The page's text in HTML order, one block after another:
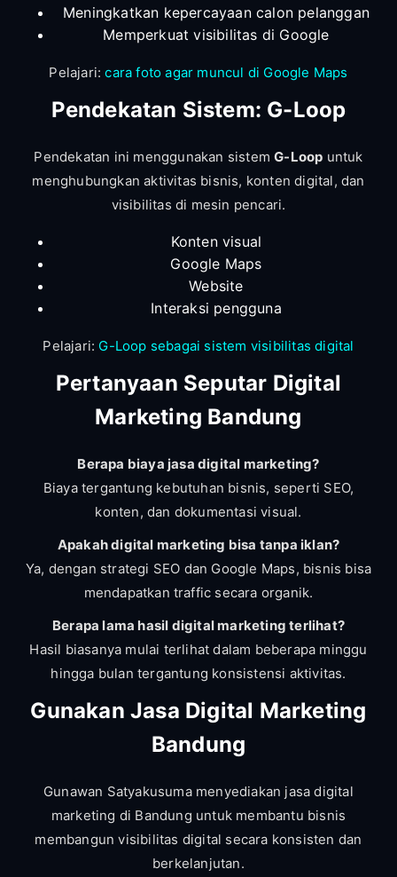
Meningkatkan kepercayaan calon pelanggan
Memperkuat visibilitas di Google
Pelajari:cara foto agar muncul di Google Maps
Pendekatan Sistem: G-Loop
Pendekatan ini menggunakan sistemG-Loop untuk
menghubungkan aktivitas bisnis, konten digital, dan
visibilitas di mesin pencari.
Konten visual
Google Maps
Website
Interaksi pengguna
Pelajari: G-Loop sebagai sistem visibilitas digital
Pertanyaan Seputar Digital
Marketing Bandung
Berapa biaya jasa digital marketing?
Biaya tergantung kebutuhan bisnis, seperti SEO,
konten, dan dokumentasi visual.
Apakah digital marketing bisa tanpa iklan?
Ya, dengan strategi SEO dan Google Maps, bisnis bisa
mendapatkan traffic secara organik.
Berapa lama hasil digital marketing terlihat?
Hasil biasanya mulai terlihat dalam beberapa minggu
hingga bulan tergantung konsistensi aktivitas.
Gunakan Jasa Digital Marketing
Bandung
Gunawan Satyakusuma menyediakan jasa digital
marketing di Bandung untuk membantu bisnis
membangun visibilitas digital secara konsisten dan
berkelanjutan.